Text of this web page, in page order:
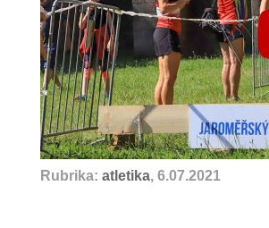
Rubrika: atletika, 6.07.2021